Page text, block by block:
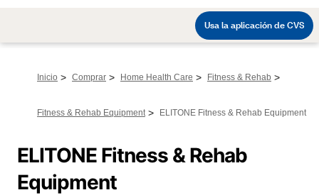
Inicio > Comprar > Home Health Care > Fitness & Rehab >
Fitness & Rehab Equipment > ELITONE Fitness & Rehab Equipment
ELITONE Fitness & Rehab
Equipment